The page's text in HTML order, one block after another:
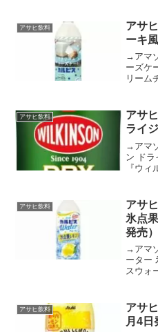
長の国
です。
アサヒ飲料
アサ
ーキ
→アマ
ーズケ
リーム
を参考
性飲料
アサヒ飲料
アサ
ライ
→アマ
ン ドラ
『ウ
料です
エール
アサヒ飲料
アサ
氷点
発売）
→アマ
ーター
スウォ
ター』
点下粉
アサヒ飲料
アサ
月4日